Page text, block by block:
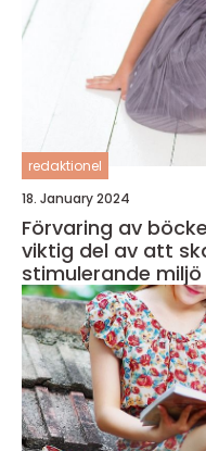
redaktionel
18. January 2024
Förvaring av
viktig del av att
stimulerande
läsförmåga och